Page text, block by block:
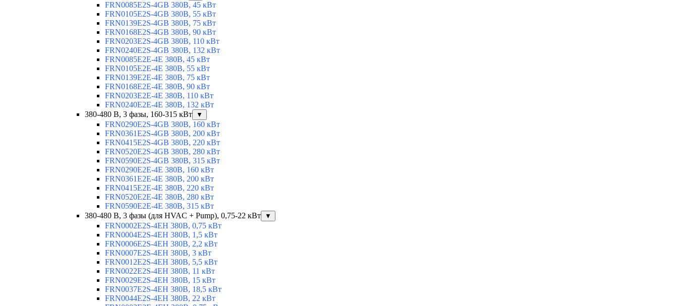
FRN0085E2S-4GB 380В, 45 кВт
FRN0105E2S-4GB 380В, 55 кВт
FRN0139E2S-4GB 380В, 75 кВт
FRN0168E2S-4GB 380В, 90 кВт
FRN0203E2S-4GB 380В, 110 кВт
FRN0240E2S-4GB 380В, 132 кВт
FRN0085E2E-4E 380В, 45 кВт
FRN0105E2E-4E 380В, 55 кВт
FRN0139E2E-4E 380В, 75 кВт
FRN0168E2E-4E 380В, 90 кВт
FRN0203E2E-4E 380В, 110 кВт
FRN0240E2E-4E 380В, 132 кВт
380-480 В, 3 фазы, 160-315 кВт
▼
FRN0290E2S-4GB 380В, 160 кВт
FRN0361E2S-4GB 380В, 200 кВт
FRN0415E2S-4GB 380В, 220 кВт
FRN0520E2S-4GB 380В, 280 кВт
FRN0590E2S-4GB 380В, 315 кВт
FRN0290E2E-4E 380В, 160 кВт
FRN0361E2E-4E 380В, 200 кВт
FRN0415E2E-4E 380В, 220 кВт
FRN0520E2E-4E 380В, 280 кВт
FRN0590E2E-4E 380В, 315 кВт
380-480 В, 3 фазы (для HVAC + Pump), 0,75-22 кВт
▼
FRN0002E2S-4EH 380В, 0,75 кВт
FRN0004E2S-4EH 380В, 1,5 кВт
FRN0006E2S-4EH 380В, 2,2 кВт
FRN0007E2S-4EH 380В, 3 кВт
FRN0012E2S-4EH 380В, 5,5 кВт
FRN0022E2S-4EH 380В, 11 кВт
FRN0029E2S-4EH 380В, 15 кВт
FRN0037E2S-4EH 380В, 18,5 кВт
FRN0044E2S-4EH 380В, 22 кВт